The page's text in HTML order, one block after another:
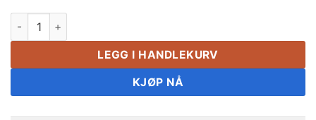
3mm x 2mm neodymium plate magneter n35 sterke
LEGG I HANDLEKURV
KJØP NÅ